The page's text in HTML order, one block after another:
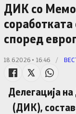
ДИК со
соработката
според
18.6.2026 • 16:46 /
Делегација
(ДИК),